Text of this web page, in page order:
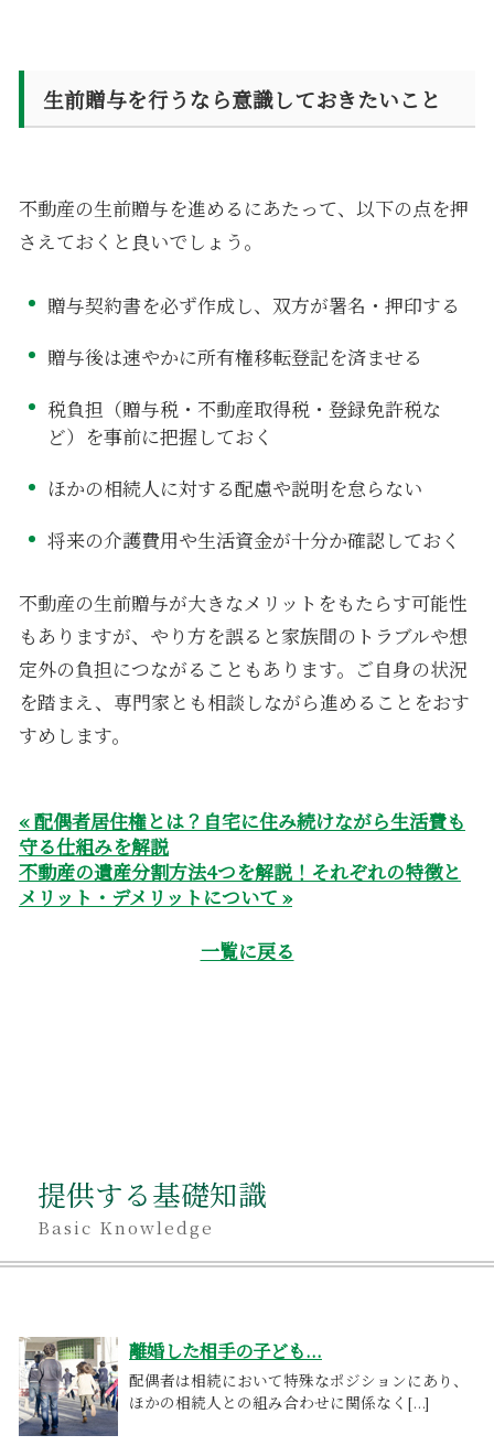
生前贈与を行うなら意識しておきたいこと
不動産の生前贈与を進めるにあたって、以下の点を押
さえておくと良いでしょう。
贈与契約書を必ず作成し、双方が署名・押印する
贈与後は速やかに所有権移転登記を済ませる
税負担（贈与税・不動産取得税・登録免許税な
ど）を事前に把握しておく
ほかの相続人に対する配慮や説明を怠らない
将来の介護費用や生活資金が十分か確認しておく
不動産の生前贈与が大きなメリットをもたらす可能性
もありますが、やり方を誤ると家族間のトラブルや想
定外の負担につながることもあります。ご自身の状況
を踏まえ、専門家とも相談しながら進めることをおす
すめします。
« 配偶者居住権とは？自宅に住み続けながら生活費も
守る仕組みを解説
不動産の遺産分割方法4つを解説！それぞれの特徴と
メリット・デメリットについて »
一覧に戻る
提供する基礎知識
Basic Knowledge
離婚した相手の子ども...
配偶者は相続において特殊なポジションにあり、
ほかの相続人との組み合わせに関係なく[...]